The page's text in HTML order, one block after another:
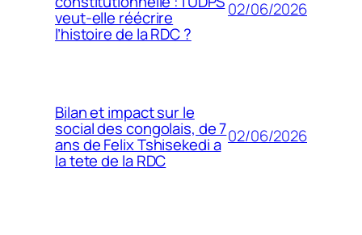
veut-elle réécrire
l’histoire de la RDC ?
02/06/2026
Bilan et impact sur le
social des congolais, de 7
ans de Felix Tshisekedi a
la tete de la RDC
02/06/2026